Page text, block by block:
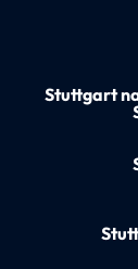
Stuttgart